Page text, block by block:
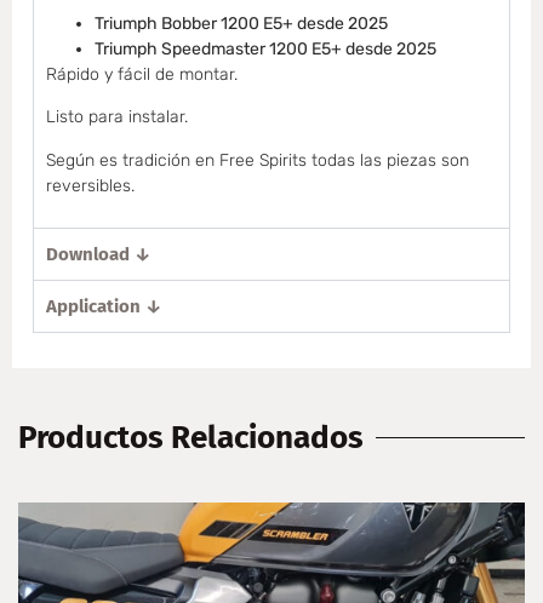
Triumph Bobber 1200 E5+ desde 2025
Triumph Speedmaster 1200 E5+ desde 2025
Rápido y fácil de montar.
Listo para instalar.
Según es tradición en Free Spirits todas las piezas son
reversibles.
Download ↓
Application ↓
Productos Relacionados